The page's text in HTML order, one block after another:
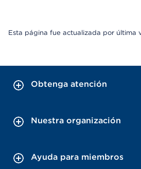
Esta página fue actualizada por
Obtenga atención
Nuestra organización
Ayuda para miembros